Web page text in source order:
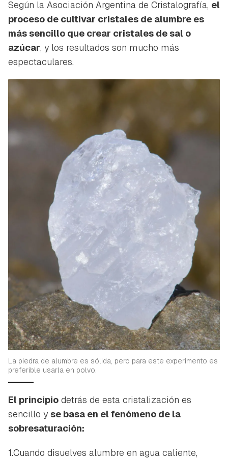
Según la Asociación Argentina de Cristalografía, el
proceso de cultivar cristales de alumbre es
más sencillo que crear cristales de sal o
azúcar, y los resultados son mucho más
espectaculares.
La piedra de alumbre es sólida, pero para este experimento es
preferible usarla en polvo.
El principio detrás de esta cristalización es
sencillo y se basa en el fenómeno de la
sobresaturación:
1.Cuando disuelves alumbre en agua caliente,